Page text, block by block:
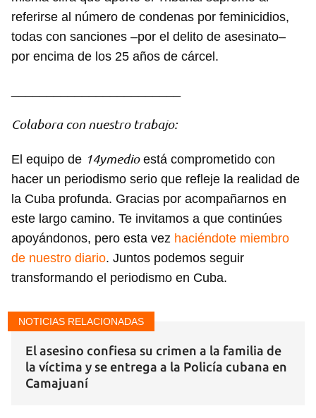
Guardar como favorito
Para poder guardar como favorito, primero has de
iniciar sesión con tu cuenta de 14ymedio.
INICIAR SESIÓN CANCELAR
referirse al número de condenas por feminicidios,
todas con sanciones –por el delito de asesinato–
por encima de los 25 años de cárcel.
Colabora con nuestro trabajo:
El equipo de 14ymedioestá comprometido con
hacer un periodismo serio que refleje la realidad de
la Cuba profunda. Gracias por acompañarnos en
este largo camino. Te invitamos a que continúes
apoyándonos, pero esta vez haciéndote miembro
de nuestro diario. Juntos podemos seguir
transformando el periodismo en Cuba.
NOTICIAS RELACIONADAS
El asesino confiesa su crimen a la familia de
la víctima y se entrega a la Policía cubana en
Camajuaní